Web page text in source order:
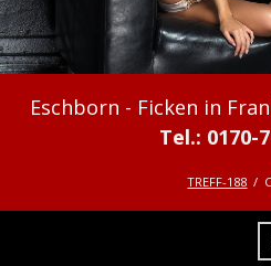
Ficken in
TREFF-188